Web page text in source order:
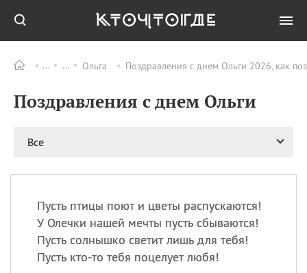
Ольга Поздравления с днем Ольги 2026, как
Поздравления с днем Ольги
Все
Пусть птицы поют и цветы распускаются!
У Олечки нашей мечты пусть сбываются!
Пусть солнышко светит лишь для тебя!
Пусть кто-то тебя поцелует любя!
ПРАЗДНИКИ Все
08.08 День «Счастье
случается» (Happiness
День мира в Аугсбурге
великомученика
Пантелеймона –
покровителя всех
врачей и целителя
больных